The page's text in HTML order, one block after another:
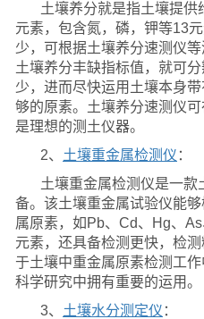
土壤养分就是指土壤提供
元素，包含氮，磷，钾等13
少，可根据土壤养分速测仪
土壤养分丰缺指标值，就可
少，进而尽快运用土壤本身
够的原素。土壤养分速测仪可
是理想的测土仪器。
2、 土壤重金属检测仪 ：
土壤重金属检测仪是一
备。该土壤重金属试验仪能
属原素，如Pb、Cd、Hg、
元素，还具备检测更快，检
于土壤中重金属原素检测工
科学研究中拥有重要的运用。
3、 土壤水分测定仪 ：